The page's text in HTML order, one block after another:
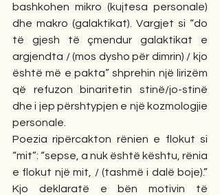
bashkohen mikro (kujtesa personale)
dhe makro (galaktikat). Vargjet si “do
të gjesh të çmendur galaktikat e
argjendta / (mos dysho për dimrin) / kjo
është më e pakta” shprehin një lirizëm
që refuzon binaritetin stinë/jo-stinë
dhe i jep përshtypjen e një kozmologjie
personale.
Poezia ripërcakton rënien e flokut si
“mit”: “sepse, a nuk është kështu, rënia
e flokut një mit, / (tashmë i dalë boje).”
Kjo deklaratë e bën motivin të